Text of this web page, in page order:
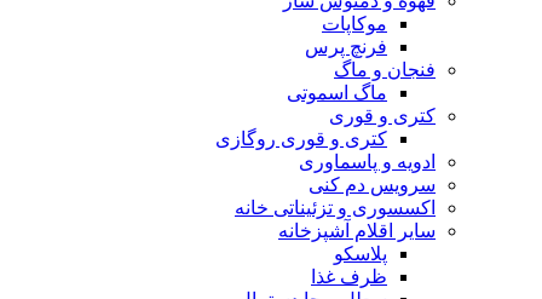
موکاپات
فرنچ پرس
فنجان و ماگ
ماگ اسموتی
کتری و قوری
کتری و قوری روگازی
ادویه و پاسماوری
سرویس دم کنی
اکسسوری و تزئیناتی خانه
سایر اقلام آشپزخانه
پلاسکو
ظرف غذا